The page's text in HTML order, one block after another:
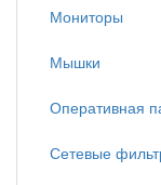
Мониторы
Мышки
Оперативная
Сетевые